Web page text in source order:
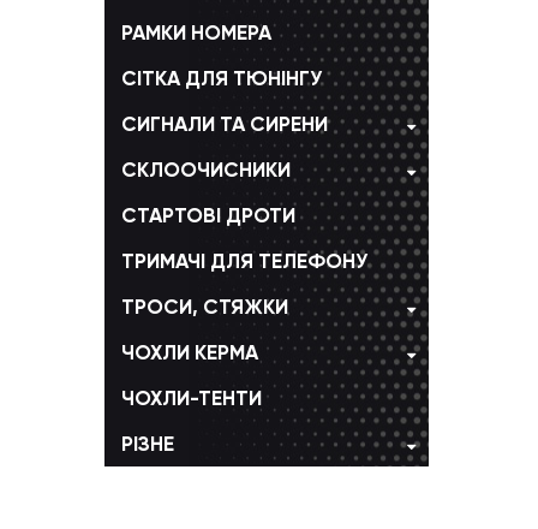
РАМКИ НОМЕРА
СІТКА ДЛЯ ТЮНІНГУ
СИГНАЛИ ТА СИРЕНИ
CКЛООЧИСНИКИ
СТАРТОВІ ДРОТИ
ТРИМАЧІ ДЛЯ ТЕЛЕФОНУ
ТРОСИ, CТЯЖКИ
ЧОХЛИ КЕРМА
ЧОХЛИ-ТЕНТИ
РІЗНЕ